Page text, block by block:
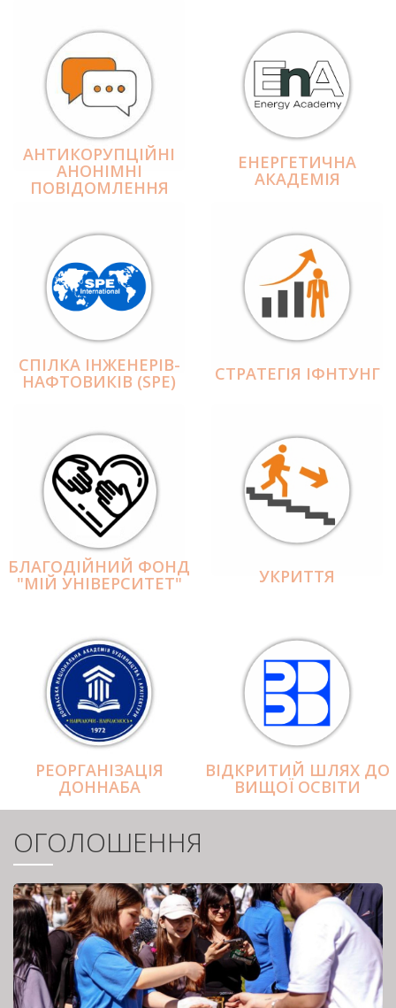
АНТИКОРУПЦІЙНІ
АНОНІМНІ
ПОВІДОМЛЕННЯ
ЕНЕРГЕТИЧНА
АКАДЕМІЯ
СПІЛКА ІНЖЕНЕРІВ-
НАФТОВИКІВ (SPE) СТРАТЕГІЯ ІФНТУНГ
БЛАГОДІЙНИЙ ФОНД
"МІЙ УНІВЕРСИТЕТ" УКРИТТЯ
РЕОРГАНІЗАЦІЯ
ДОННАБА
ВІДКРИТИЙ ШЛЯХ ДО
ВИЩОЇ ОСВІТИ
ОГОЛОШЕННЯ